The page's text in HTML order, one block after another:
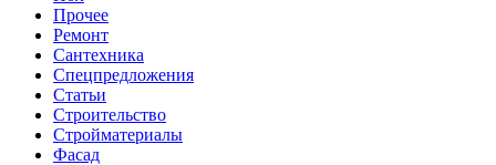
Прочее
Ремонт
Сантехника
Спецпредложения
Статьи
Строительство
Стройматериалы
Фасад